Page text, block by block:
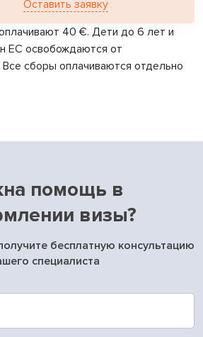
Оставить заявку
40 €. Дети до 6 лет и
ЕС освобождаются от
Все сборы оплачиваются отдельно
помощь в
визы?
бесплатную консультацию
специалиста